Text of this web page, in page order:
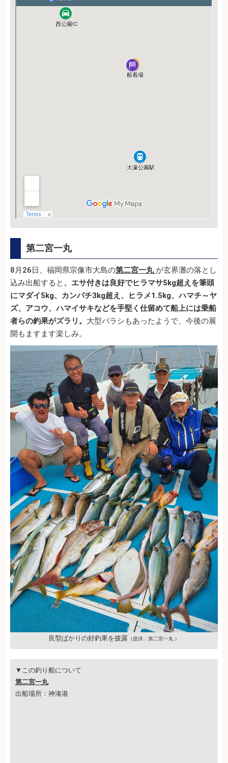
第二宮一丸
8月26日、福岡県宗像市大島の第二宮一丸 が玄界灘の落とし
込み出船すると 、エサ付きは良好でヒラマサ5kg超えを筆頭
にマダイ5kg、カンパチ3kg超え、ヒラメ1.5kg、ハマチ～ヤ
ズ、アコウ、ハマイサキなどを手堅く仕留めて船上には乗船
者らの釣果がズラリ。 大型バラシもあったようで、今後の展
開もますます楽しみ。
良型ばかりの好釣果を披露 （提供：第二宮一丸 ）
▼この釣り船について
第二宮一丸
出船場所：神湊港